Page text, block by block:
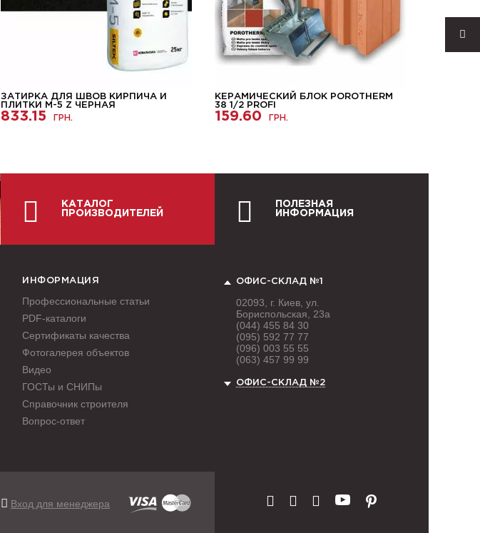
ЗАТИРКА ДЛЯ ШВОВ КИРПИЧА И
ПЛИТКИ М-5 Z ЧЕРНАЯ
833.15 ГРН.
КЕРАМИЧЕСКИЙ БЛОК POROTHERM
38 1/2 PROFI
159.60 ГРН.
КАТАЛОГ
ПРОИЗВОДИТЕЛЕЙ
ПОЛЕЗНАЯ
ИНФОРМАЦИЯ
ИНФОРМАЦИЯ
Профессиональные статьи
PDF-каталоги
Сертификаты качества
Фотогалерея объектов
Видео
ГОСТы и СНИПы
Справочник строителя
Вопрос-ответ
ОФИС-СКЛАД №1
02093, г. Киев, ул.
Бориспольская, 23а
(044) 455 84 30
(095) 592 77 77
(096) 003 55 55
(063) 457 99 99
ОФИС-СКЛАД №2
Вход для менеджера